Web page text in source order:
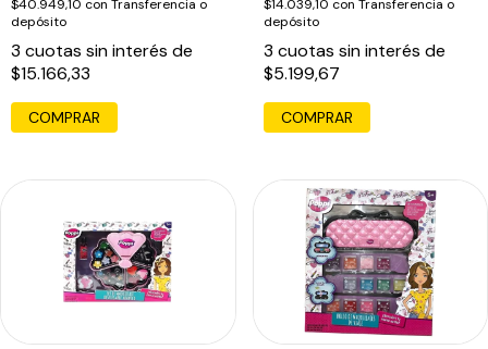
$40.949,10 con Transferencia o
depósito
3 cuotas sin interés de
$15.166,33
$14.039,10 con Transferencia o
depósito
3 cuotas sin interés de
$5.199,67
COMPRAR